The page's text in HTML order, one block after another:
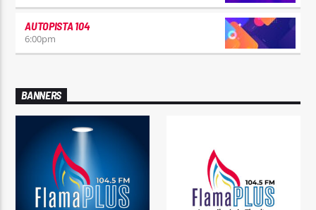
AUTOPISTA 104
6:00pm
BANNERS